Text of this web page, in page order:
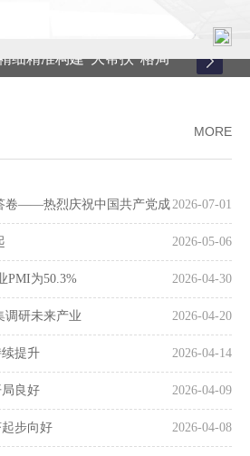
细精准构建“大帮扶”格局
MORE
2026-07-01
卷——热烈庆祝中国共产党成
2026-05-06
2026-04-30
PMI为50.3%
2026-04-20
调研未来产业
2026-04-14
提升
2026-04-09
良好
2026-04-08
步向好